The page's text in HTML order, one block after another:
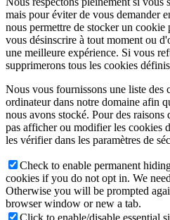
mais pour éviter de vous demander
nous permettre de stocker un cookie
vous désinscrire à tout moment ou
une meilleure expérience. Si vous
supprimerons tous les cookies
Nous vous fournissons une liste des
ordinateur dans notre domaine afin
nous avons stocké. Pour des raisons
pas afficher ou modifier les cookies
les vérifier dans les paramètres de
Check to enable permanent
cookies if you do not opt in. We
Otherwise you will be prompted
browser window or new a tab.
Click to enable/disable essential